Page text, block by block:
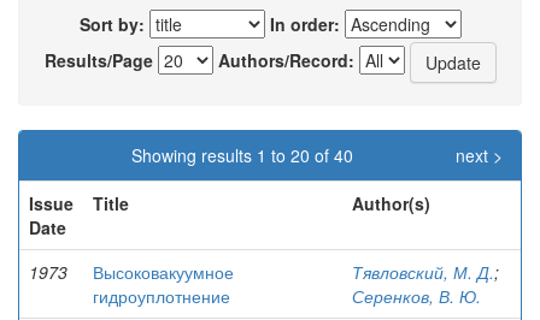
Sort by:
In order:
Results/Page
Authors/Record:
Showing results 1 to 20 of 40
next >
Issue
Date
Title Author(s)
1973
Высоковакуумное
гидроуплотнение
Тявловский, М. Д.;
Серенков, В. Ю.